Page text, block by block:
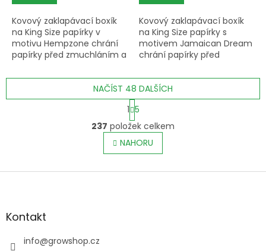
Kovový zaklapávací boxík
na King Size papírky v
motivu Hempzone chrání
papírky před zmuchláním a
Kovový zaklapávací boxík
na King Size papírky s
motivem Jamaican Dream
chrání papírky před
O
v
l
á
a
NAČÍST 48 DALŠÍCH
S
t
r
á
n
k
v
1 5
237 položek celkem
NAHORU
Z
aKontakt
info@growshop.cz